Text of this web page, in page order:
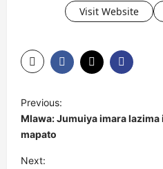
Visit Website
o
s
t
Previous:
Mlawa: Jumuiya imara lazima
mapato
Next: